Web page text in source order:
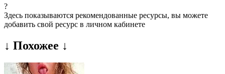
?
Здесь показываются рекомендованные ресурсы, вы можете
добавить свой ресурс в личном кабинете
↓ Похожее ↓